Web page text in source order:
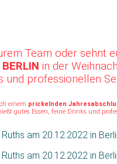
Team oder sehnt
in der
und professionellen
einem prickelnden
gutes Essen, feine Drinks und